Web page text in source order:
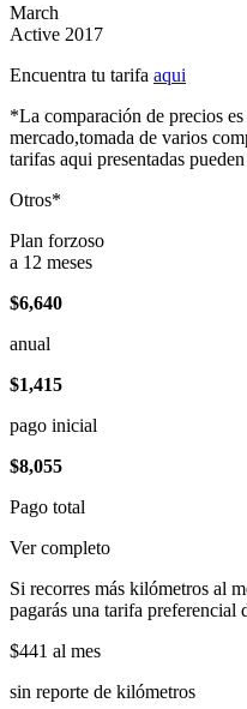
March
Active 2017
Encuentra tu tarifa aqui
*La comparación de precios
mercado,tomada de varios
tarifas aqui presentadas
Otros*
Plan forzoso
a 12 meses
$6,640
anual
$1,415
pago inicial
$8,055
Pago total
Ver completo
Si recorres más kilómetros al
pagarás una tarifa preferencial
$441 al mes
sin reporte de kilómetros